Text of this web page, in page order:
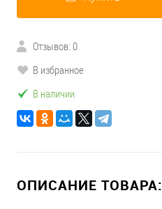
Отзывов: 0
В избранное
В наличии
ОПИСАНИЕ ТОВАРА: